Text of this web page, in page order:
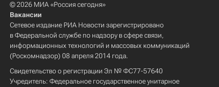
© 2026 МИА «Россия сегодня»
Вакансии
Сетевое издание РИА Новости зарегистрировано
в Федеральной службе по надзору в сфере связи,
информационных технологий и массовых коммуникаций
(Роскомнадзор) 08 апреля 2014 года.
Свидетельство о регистрации Эл № ФС77-57640
Учредитель: Федеральное государственное унитарное